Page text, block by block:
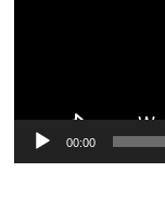
00:00